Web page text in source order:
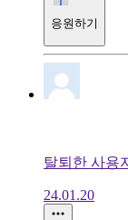
응원하기
탈퇴한 사용
24.01.20